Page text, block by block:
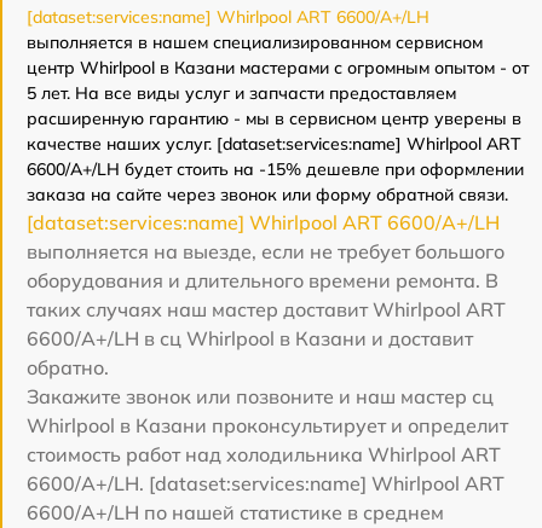
[dataset:services:name] Whirlpool ART 6600/A+/LH
выполняется в нашем специализированном сервисном
центр Whirlpool в Казани мастерами с огромным опытом - от
5 лет. На все виды услуг и запчасти предоставляем
расширенную гарантию - мы в сервисном центр уверены в
качестве наших услуг. [dataset:services:name] Whirlpool ART
6600/A+/LH будет стоить на -15% дешевле при оформлении
заказа на сайте через звонок или форму обратной связи.
[dataset:services:name] Whirlpool ART 6600/A+/LH
выполняется на выезде, если не требует большого
оборудования и длительного времени ремонта. В
таких случаях наш мастер доставит Whirlpool ART
6600/A+/LH в сц Whirlpool в Казани и доставит
обратно.
Закажите звонок или позвоните и наш мастер сц
Whirlpool в Казани проконсультирует и определит
стоимость работ над холодильника Whirlpool ART
6600/A+/LH. [dataset:services:name] Whirlpool ART
6600/A+/LH по нашей статистике в среднем